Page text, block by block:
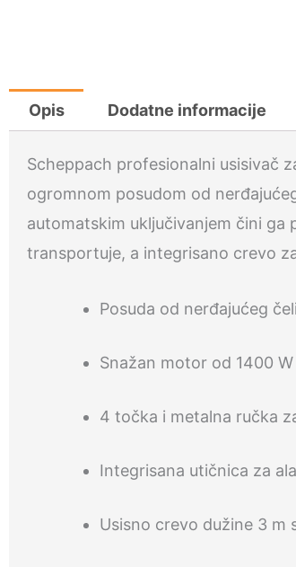
Opis Dodatne informacije
Scheppach profesionalni usisivač
ogromnom posudom od
automatskim uključivanjem čini ga
transportuje, a integrisano crevo
Posuda od nerđajućeg
Snažan motor od 1400
4 točka i metalna ručka
Integrisana utičnica za
Usisno crevo dužine 3 m